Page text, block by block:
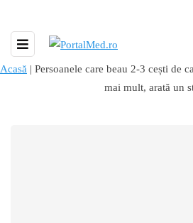
Acasă | Persoanele care beau 2-3 cești de
mai mult, arată un